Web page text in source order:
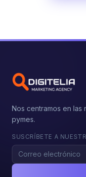
Nos centramos en las
pymes.
SUSCRÍBETE A